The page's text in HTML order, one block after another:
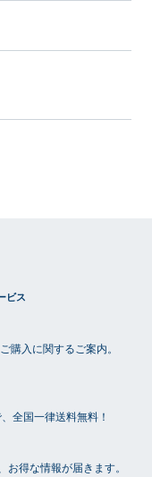
ビス
購入に関するご案内。
全国一律送料無料！
お得な情報が届きます。